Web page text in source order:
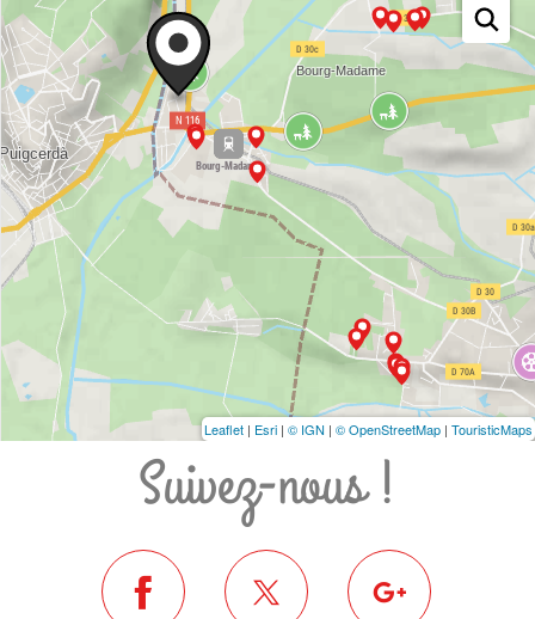
Leaflet | Esri | © IGN | © OpenStreetMap | TouristicMaps
Suivez-nous !